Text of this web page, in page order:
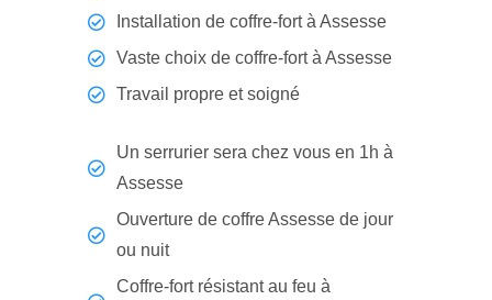
Installation de coffre-fort à Assesse
Vaste choix de coffre-fort à Assesse
Travail propre et soigné
Un serrurier sera chez vous en 1h à
Assesse
Ouverture de coffre Assesse de jour
ou nuit
Coffre-fort résistant au feu à